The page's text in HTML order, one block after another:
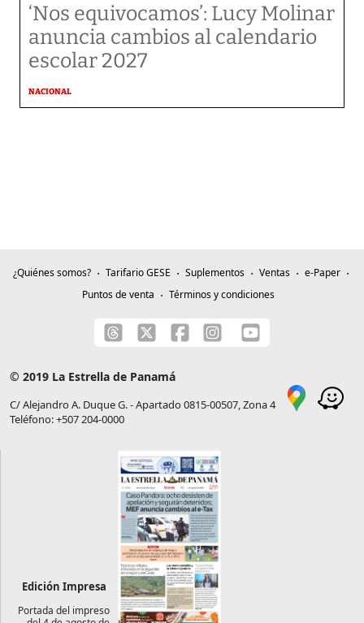
‘Nos equivocamos’: Lucy Molinar
anuncia cambios al calendario
escolar 2027
NACIONAL
¿Quiénes somos? Tarifario GESE Suplementos Ventas
e-Paper
Puntos de venta
Términos y condiciones
© 2019 La Estrella de Panamá
C/ Alejandro A. Duque G. - Apartado 0815-00507, Zona 4
Teléfono: +507 204-0000
Edición Impresa
Portada del impreso